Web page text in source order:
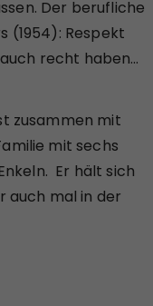
Der berufliche
(1954): Respekt
recht haben…
zusammen mit
mit sechs
Er hält sich
auch mal in der